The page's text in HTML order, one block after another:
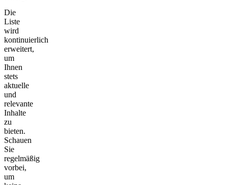
Die
Liste
wird
kontinuierlich
erweitert,
um
Ihnen
stets
aktuelle
und
relevante
Inhalte
zu
bieten.
Schauen
Sie
regelmäßig
vorbei,
um